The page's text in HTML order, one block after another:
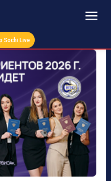
Sochi Live